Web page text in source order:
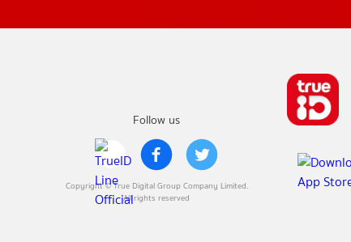
Follow us
Copyright © True Digital Group Company Limited.
All rights reserved